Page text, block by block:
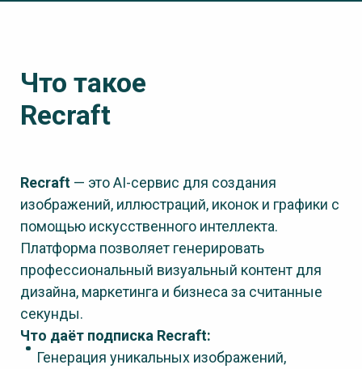
Что такое
Recraft
Recraft — это AI-сервис для создания
изображений, иллюстраций, иконок и графики с
помощью искусственного интеллекта.
Платформа позволяет генерировать
профессиональный визуальный контент для
дизайна, маркетинга и бизнеса за считанные
секунды.
Что даёт подписка Recraft:
Генерация уникальных изображений,